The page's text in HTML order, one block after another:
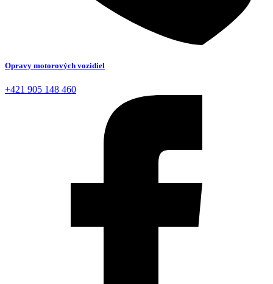
Opravy motorových vozidiel
+421 905 148 460